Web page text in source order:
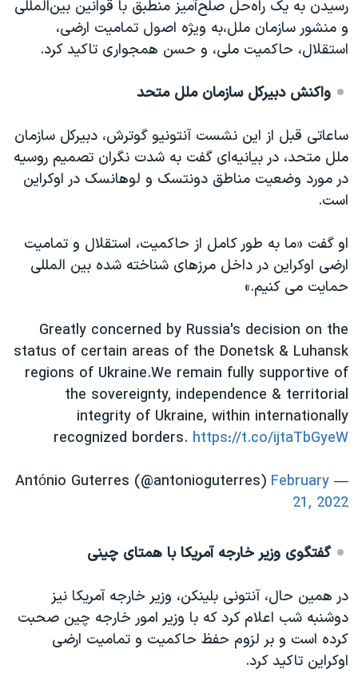
رسیدن به یک راه‌حل صلح‌آمیز منطبق با قوانین بین‌المللی
و منشور سازمان ملل،‌به ویژه اصول تمامیت ارضی،
استقلال، حاکمیت ملی، و حسن همجواری تاکید کرد.
واکنش دبیرکل سازمان ملل متحد
ساعاتی قبل از این نشست آنتونیو گوترش، دبیرکل سازمان
ملل متحد، در بیانیه‌ای گفت به شدت نگران تصمیم روسیه
در مورد وضعیت مناطق دونتسک و لوهانسک در اوکراین
است.
او گفت «ما به طور کامل از حاکمیت، استقلال و تمامیت
ارضی اوکراین در داخل مرزهای شناخته شده بین المللی
حمایت می کنیم.»
Greatly concerned by Russia's decision on the
status of certain areas of the Donetsk & Luhansk
regions of Ukraine.We remain fully supportive of
the sovereignty, independence & territorial
integrity of Ukraine, within internationally
recognized borders. https://t.co/ijtaTbGyeW
— António Guterres (@antonioguterres)
February
21, 2022
‌گفتگوی وزیر خارجه آمریکا با همتای چینی
در همین حال، آنتونی بلینکن، وزیر خارجه آمریکا نیز
دوشنبه شب اعلام کرد که با وزیر امور خارجه چین صحبت
کرده است و بر لزوم حفظ حاکمیت و تمامیت ارضی
اوکراین تاکید کرد.